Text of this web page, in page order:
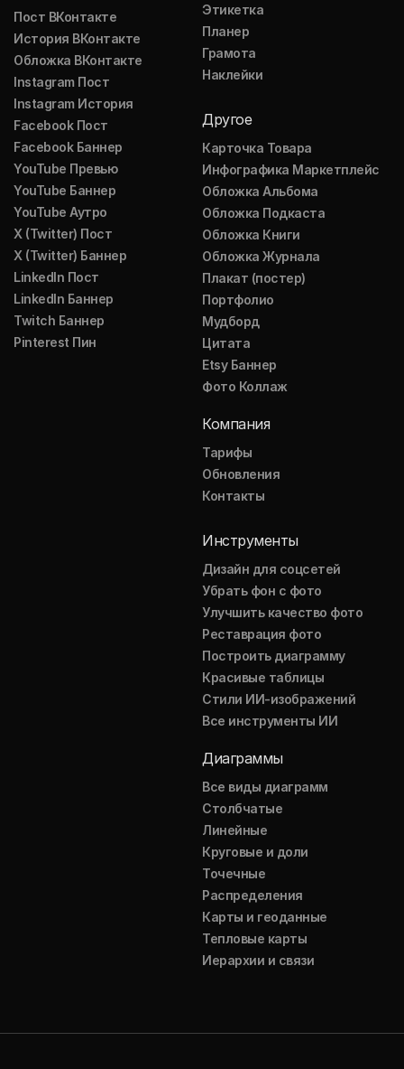
Пост ВКонтакте
История ВКонтакте
Обложка ВКонтакте
Instagram Пост
Instagram История
Facebook Пост
Facebook Баннер
YouTube Превью
YouTube Баннер
YouTube Аутро
X (Twitter) Пост
X (Twitter) Баннер
LinkedIn Пост
LinkedIn Баннер
Twitch Баннер
Pinterest Пин
Этикетка
Планер
Грамота
Наклейки
Другое
Карточка Товара
Инфографика Маркетплейс
Обложка Альбома
Обложка Подкаста
Обложка Книги
Обложка Журнала
Плакат (постер)
Портфолио
Мудборд
Цитата
Etsy Баннер
Фото Коллаж
Компания
Тарифы
Обновления
Контакты
Инструменты
Дизайн для соцсетей
Убрать фон с фото
Улучшить качество фото
Реставрация фото
Построить диаграмму
Красивые таблицы
Стили ИИ-изображений
Все инструменты ИИ
Диаграммы
Все виды диаграмм
Столбчатые
Линейные
Круговые и доли
Точечные
Распределения
Карты и геоданные
Тепловые карты
Иерархии и связи